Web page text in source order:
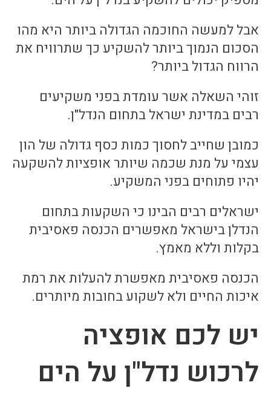
אבל למעשה החוכמה הגדולה ביותר היא מהו
הסכום הנמוך ביותר להשקיע כך שתרוויח את
הרווח הגדול ביותר?
זוהי השאלה אשר עומדת בפני משקיעים
רבים במדינת ישראל בתחום הנדל"ן.
כמובן שחייב לחסוך כמות כסף גדולה של הון
עצמי על מנת שכמה שיותר אופציות להשקעה
יהיו פתוחים בפני המשקיע.
ישראלים רבים הבינו כי השקעות בתחום
הנדלן בישראל מאפשרים הכנסה פאסיבית
בקלות וללא מאמץ.
הכנסה פאסיבית מאפשרת להעלות את רמת
איכות החיים ולא לשקוע בחובות מיותרים.
יש לכם אופציה
לרכוש נדל"ן על הים